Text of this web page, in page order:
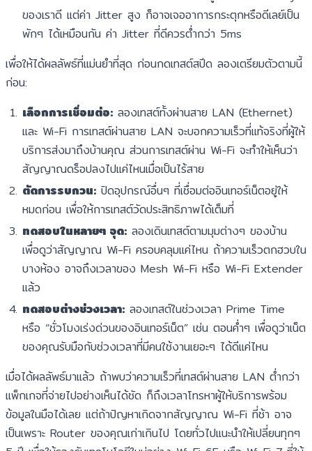
ของเราดี แต่ค่า Jitter สูง ก็อาจเจออาการกระตุกหรือดีเลย์เป็น
พักๆ ได้เหมือนกัน ค่า Jitter ที่ดีควรต่ำกว่า 5ms
เพื่อให้ได้ผลลัพธ์ที่แม่นยำที่สุด ก่อนกดเทสต์สปีด ลองเตรียมตัวตามนี้
ก่อน:
เลือกการเชื่อมต่อ: ลองเทสต์ทั้งผ่านสาย LAN (Ethernet)
และ Wi-Fi การเทสต์ผ่านสาย LAN จะบอกความเร็วที่แท้จริงที่ผู้ให้
บริการส่งมาถึงบ้านคุณ ส่วนการเทสต์ผ่าน Wi-Fi จะทำให้เห็นว่า
สัญญาณดร็อปลงไปแค่ไหนเมื่อเป็นไร้สาย
ตัดการรบกวน: ปิดอุปกรณ์อื่นๆ ที่เชื่อมต่ออินเทอร์เน็ตอยู่ให้
หมดก่อน เพื่อให้การเทสต์วัดประสิทธิภาพได้เต็มที่
ทดสอบในหลายๆ จุด: ลองเดินเทสต์ตามมุมต่างๆ ของบ้าน
เพื่อดูว่าสัญญาณ Wi-Fi ครอบคลุมแค่ไหน ถ้าความเร็วตกฮวบใน
บางห้อง อาจถึงเวลาของ Mesh Wi-Fi หรือ Wi-Fi Extender
แล้ว
ทดสอบต่างช่วงเวลา: ลองเทสต์ในช่วงเวลา Prime Time
หรือ “ชั่วโมงเร่งด่วนของอินเทอร์เน็ต” เช่น ตอนค่ำๆ เพื่อดูว่าเน็ต
ของคุณรับมือกับช่วงเวลาที่มีคนใช้งานเยอะๆ ได้ดีแค่ไหน
เมื่อได้ผลลัพธ์มาแล้ว ถ้าพบว่าความเร็วที่เทสต์ผ่านสาย LAN ต่ำกว่า
แพ็กเกจที่จ่ายไปอย่างเห็นได้ชัด ก็ถึงเวลาโทรหาผู้ให้บริการพร้อม
ข้อมูลในมือได้เลย แต่ถ้าปัญหาเกิดจากสัญญาณ Wi-Fi ที่ช้า อาจ
เป็นเพราะ Router ของคุณเก่าเกินไป โดยทั่วไปแนะนำให้เปลี่ยนทุกๆ